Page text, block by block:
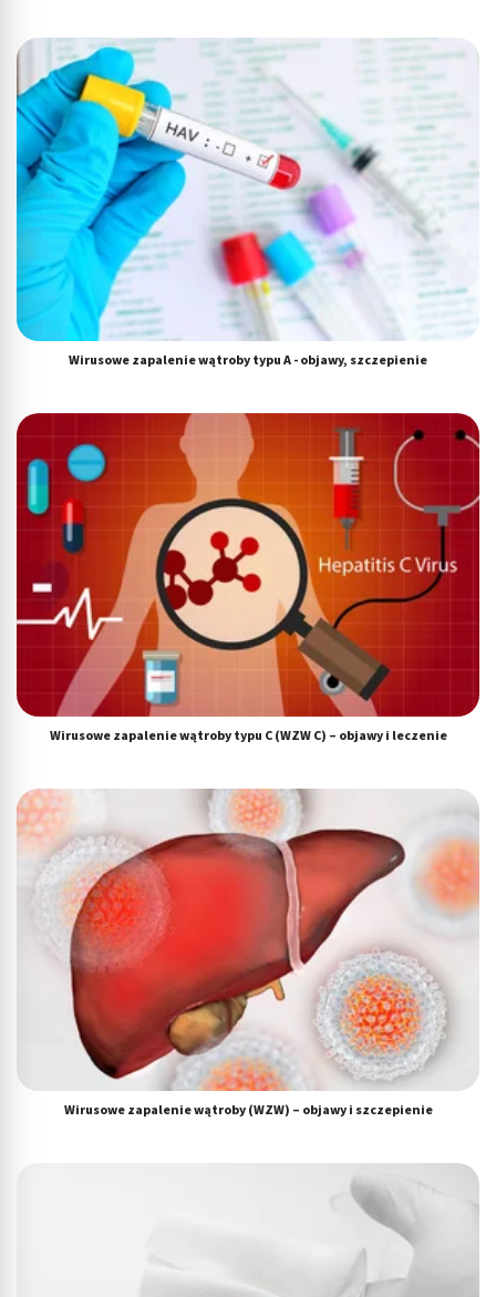
Wirusowe zapalenie wątroby typu A - objawy, szczepienie
Wirusowe zapalenie wątroby typu C (WZW C) – objawy i leczenie
Wirusowe zapalenie wątroby (WZW) – objawy i szczepienie